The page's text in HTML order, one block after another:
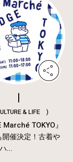
& LIFE )
Marché TOKYO』
催決定！古着や
...